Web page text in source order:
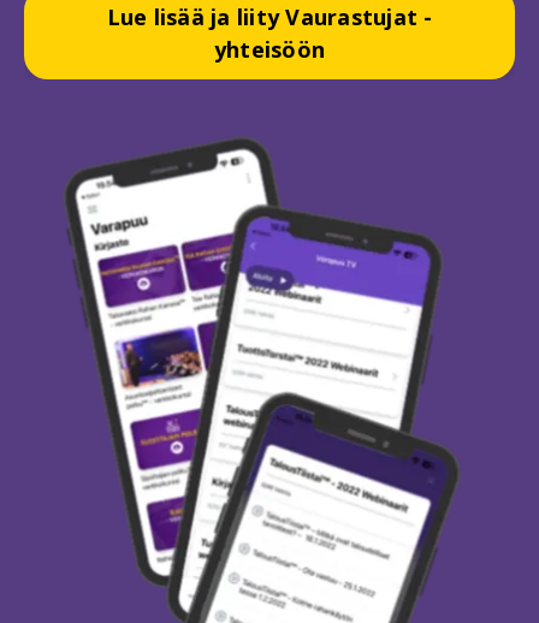
Lue lisää ja liity Vaurastujat -
yhteisöön